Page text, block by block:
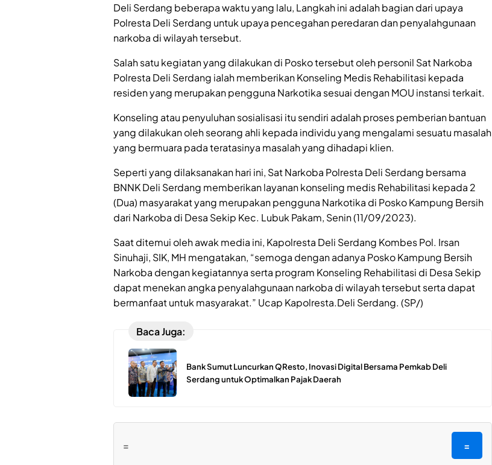
Deli Serdang beberapa waktu yang lalu, Langkah ini adalah bagian dari upaya
Polresta Deli Serdang untuk upaya pencegahan peredaran dan penyalahgunaan
narkoba di wilayah tersebut.
Salah satu kegiatan yang dilakukan di Posko tersebut oleh personil Sat Narkoba
Polresta Deli Serdang ialah memberikan Konseling Medis Rehabilitasi kepada
residen yang merupakan pengguna Narkotika sesuai dengan MOU instansi terkait.
Konseling atau penyuluhan sosialisasi itu sendiri adalah proses pemberian bantuan
yang dilakukan oleh seorang ahli kepada individu yang mengalami sesuatu masalah
yang bermuara pada teratasinya masalah yang dihadapi klien.
Seperti yang dilaksanakan hari ini, Sat Narkoba Polresta Deli Serdang bersama
BNNK Deli Serdang memberikan layanan konseling medis Rehabilitasi kepada 2
(Dua) masyarakat yang merupakan pengguna Narkotika di Posko Kampung Bersih
dari Narkoba di Desa Sekip Kec. Lubuk Pakam, Senin (11/09/2023).
Saat ditemui oleh awak media ini, Kapolresta Deli Serdang Kombes Pol. Irsan
Sinuhaji, SIK, MH mengatakan, “semoga dengan adanya Posko Kampung Bersih
Narkoba dengan kegiatannya serta program Konseling Rehabilitasi di Desa Sekip
dapat menekan angka penyalahgunaan narkoba di wilayah tersebut serta dapat
bermanfaat untuk masyarakat.” Ucap Kapolresta.Deli Serdang. (SP/)
Baca Juga:
Bank Sumut Luncurkan QResto, Inovasi Digital Bersama Pemkab Deli
Serdang untuk Optimalkan Pajak Daerah
= =